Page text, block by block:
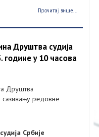
Прочитај више...
Друштва судија
године у 10 часова
Друштва
сазивању редовне
Србије